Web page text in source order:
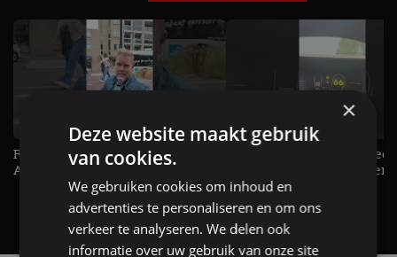
Raad jij onze nieuwe duurtester? -
AutoRAI TV
De Renault Twingo heeft een
opvallende snelheidsmeter! -
AutoRAI TV
×
Deze website maakt gebruik
van cookies.
We gebruiken cookies om inhoud en
advertenties te personaliseren en om ons
verkeer te analyseren. We delen ook
informatie over uw gebruik van onze site